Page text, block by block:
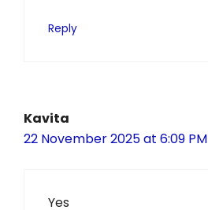
Reply
Kavita
22 November 2025 at 6:09 PM
Yes